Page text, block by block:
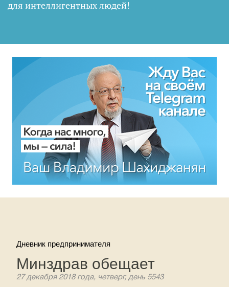
для интеллигентных людей!
Дневник предпринимателя
Минздрав обещает
27 декабря 2018 года, четверг, день 5543